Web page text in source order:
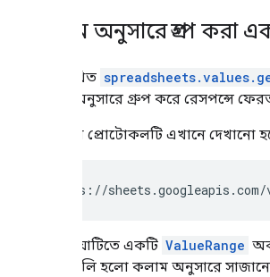
কলাম অনুসারে গ্রুপ
নিম্নলিখিত
কলাম অনুসারে গ্রুপ করে রেসপন্সে
অনুরোধ প্রোটোকলটি এখানে দেখানো
GET https://
প্রতিক্রিয়াটিতে একটি ValueRange
অ্যারেগুলি হলো কলাম অনুসারে